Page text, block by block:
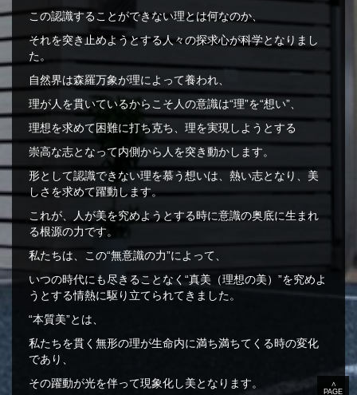
この認識することができない理とは何なのか、
それを突き止めようとする人々の探求心が科学となりまし
た。
自然界は森羅万象が理によって養われ、
理が人を貫いているからこそ人の意識は“理”を“想い”、
理想を求めて困難に打ち克ち、理を実現しようとする
崇高な志となって内側から人を突き動かします。
形として認識できない理を慕う想いは、熱い志となり、美
しさを求めて躍動します。
これが、人が美を究めようとする時に意識の奥底に生まれ
る根源の力です。
私たちは、この“無意識の力”によって、
いつの時代にも尽きることなく“真美（理想の美）”を究めよ
うとする情熱に駆り立てられてきました。
“本質美”とは、
私たちを貫く無形の理が生命内に満ち満ちてくる時の変化
であり、
その躍動が光を伴って現象化し美となります。
∧
PAGE